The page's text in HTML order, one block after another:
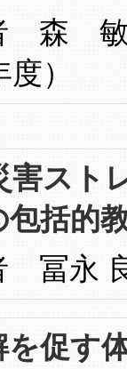
森
）
害スト
包括的
冨永
を促す